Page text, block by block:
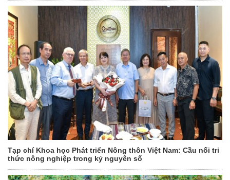
Tạp chí Khoa học Phát triển Nông thôn Việt Nam: Cầu nối tri
thức nông nghiệp trong kỷ nguyên số